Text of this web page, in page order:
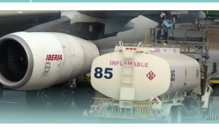
WIKI